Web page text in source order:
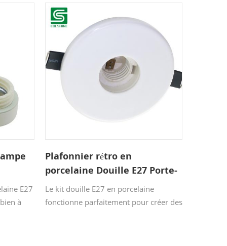
E27
à
Plafonnier rétro en
porcelaine Douille E27 Porte-
ampoule à vis
Le kit douille E27 en porcelaine
fonctionne parfaitement pour créer des